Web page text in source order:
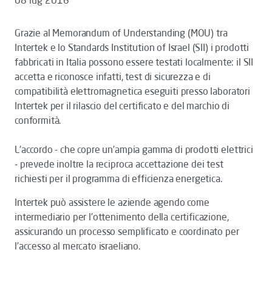
Grazie al Memorandum of Understanding (MOU) tra
Intertek e lo Standards Institution of Israel (SII) i prodotti
fabbricati in Italia possono essere testati localmente: il SII
accetta e riconosce infatti, test di sicurezza e di
compatibilità elettromagnetica eseguiti presso laboratori
Intertek per il rilascio del certificato e del marchio di
conformità.
L'accordo - che copre un’ampia gamma di prodotti elettrici
- prevede inoltre la reciproca accettazione dei test
richiesti per il programma di efficienza energetica.
Intertek può assistere le aziende agendo come
intermediario per l’ottenimento della certificazione,
assicurando un processo semplificato e coordinato per
l’accesso al mercato israeliano.